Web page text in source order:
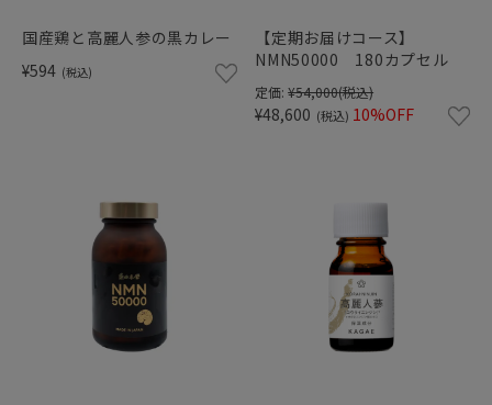
国産鶏と高麗人参の黒カレー
¥594 (税込)
【定期お届けコース】
NMN50000 180カプセル
定価: ¥54,000(税込)
¥48,600 (税込) 10%OFF